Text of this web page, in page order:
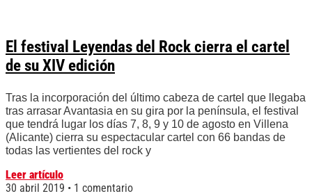
El festival Leyendas del Rock cierra el cartel
de su XIV edición
Tras la incorporación del último cabeza de cartel que llegaba
tras arrasar Avantasia en su gira por la península, el festival
que tendrá lugar los días 7, 8, 9 y 10 de agosto en Villena
(Alicante) cierra su espectacular cartel con 66 bandas de
todas las vertientes del rock y
Leer artículo
30 abril 2019
1 comentario